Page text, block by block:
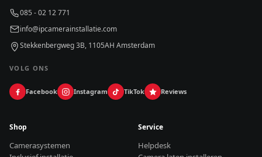
085 - 02 12 771
info@ipcamerainstallatie.com
Stekkenbergweg 3B, 1105AH Amsterdam
VOLG ONS
Facebook Instagram TikTok Reviews
Shop
Camerasystemen
Service
Helpdesk